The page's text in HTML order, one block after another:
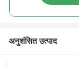
अनुशंसित उत्पाद